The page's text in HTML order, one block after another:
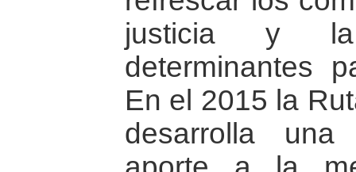
justicia y la
determinantes
En el 2015 la
desarrolla una